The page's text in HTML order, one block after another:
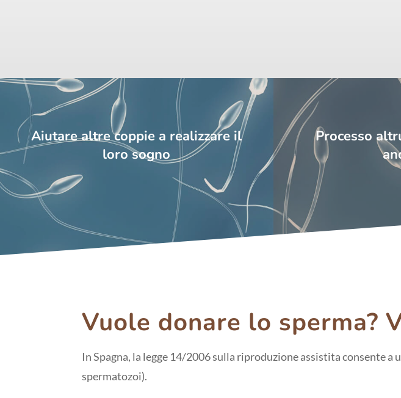
Aiutare altre coppie a realizzare il
loro sogno
Processo
Vuole donare lo sperma?
In Spagna, la legge 14/2006 sulla riproduzione assistita consente
spermatozoi).